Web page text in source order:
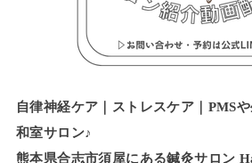
自律神経ケア｜ストレスケア｜PMS
和室サロン♪
熊本県合志市須屋にある鍼灸サロン